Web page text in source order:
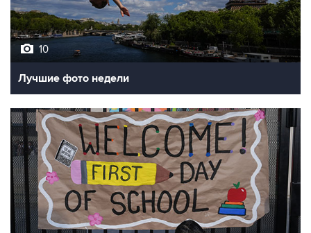
10
Лучшие фото недели